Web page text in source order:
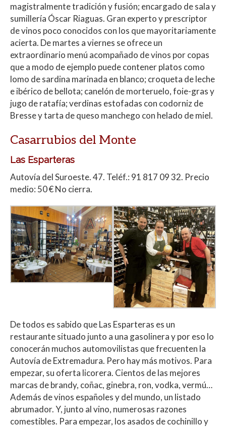
magistralmente tradición y fusión; encargado de sala y
sumillería Óscar Riaguas. Gran experto y prescriptor
de vinos poco conocidos con los que mayoritariamente
acierta. De martes a viernes se ofrece un
extraordinario menú acompañado de vinos por copas
que a modo de ejemplo puede contener platos como
lomo de sardina marinada en blanco; croqueta de leche
e ibérico de bellota; canelón de morteruelo, foie-gras y
jugo de ratafía; verdinas estofadas con codorniz de
Bresse y tarta de queso manchego con helado de miel.
Casarrubios del Monte
Las Esparteras
Autovía del Suroeste. 47. Teléf.: 91 817 09 32. Precio
medio: 50 € No cierra.
De todos es sabido que Las Esparteras es un
restaurante situado junto a una gasolinera y por eso lo
conocerán muchos automovilistas que frecuenten la
Autovía de Extremadura. Pero hay más motivos. Para
empezar, su oferta licorera. Cientos de las mejores
marcas de brandy, coñac, ginebra, ron, vodka, vermú…
Además de vinos españoles y del mundo, un listado
abrumador. Y, junto al vino, numerosas razones
comestibles. Para empezar, los asados de cochinillo y